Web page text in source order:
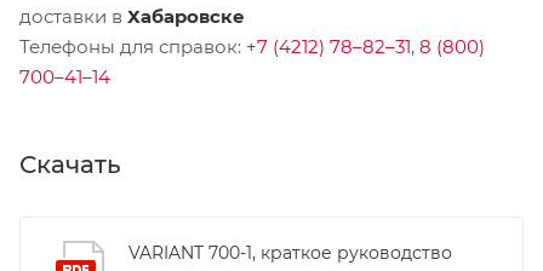
доставки в Хабаровске
Телефоны для справок: +7 (4212) 78–82–31, 8 (800)
700–41–14
Скачать
VARIANT 700-1, краткое руководство